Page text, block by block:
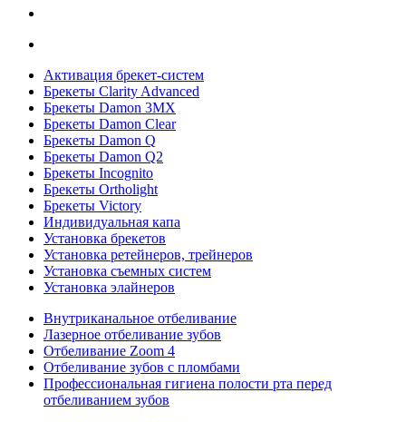
Активация брекет-систем
Брекеты Clarity Advanced
Брекеты Damon 3MX
Брекеты Damon Clear
Брекеты Damon Q
Брекеты Damon Q2
Брекеты Incognito
Брекеты Ortholight
Брекеты Victory
Индивидуальная капа
Установка брекетов
Установка ретейнеров, трейнеров
Установка съемных систем
Установка элайнеров
Внутриканальное отбеливание
Лазерное отбеливание зубов
Отбеливание Zoom 4
Отбеливание зубов с пломбами
Профессиональная гигиена полости рта перед
отбеливанием зубов